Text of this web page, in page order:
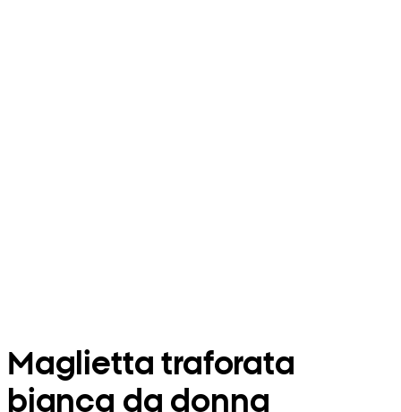
Maglietta traforata
bianca da donna